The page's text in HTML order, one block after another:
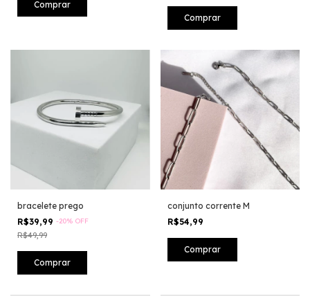
bracelete prego
R$39,99 -20% OFF
R$49,99
conjunto corrente M
R$54,99